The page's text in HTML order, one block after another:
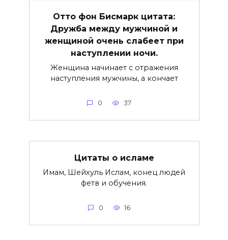
Отто фон Бисмарк цитата:
Дружба между мужчиной и
женщиной очень слабеет при
наступлении ночи.
Женщина начинает с отражения
наступления мужчины, а кончает
0 37
Цитаты о исламе
Имам, Шейхуль Ислам, конец людей
фетв и обучения.
0 16